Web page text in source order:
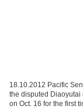
18.10.2012 Pacific
the disputed
on Oct. 16 for the first